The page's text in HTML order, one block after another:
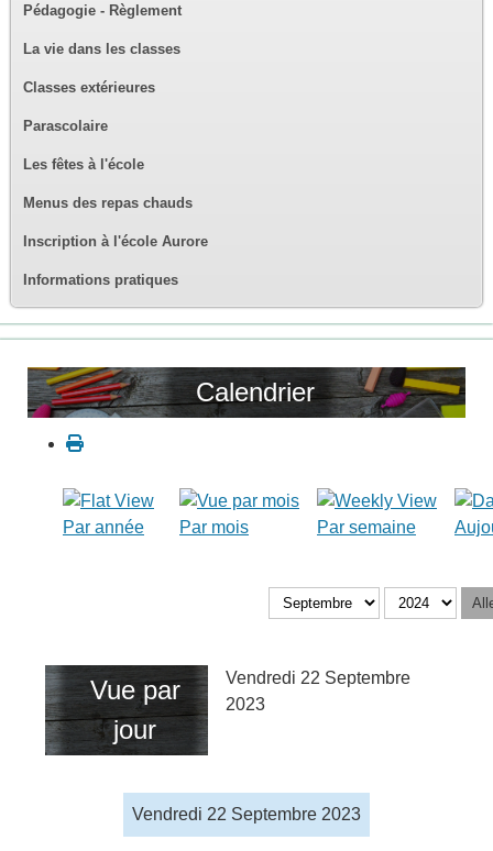
Pédagogie - Règlement
La vie dans les classes
Classes extérieures
Parascolaire
Les fêtes à l'école
Menus des repas chauds
Inscription à l'école Aurore
Informations pratiques
Calendrier
Par année Par mois Par semaine
Vue par
jour
Vendredi 22 Septembre
2023
Vendredi 22 Septembre 2023